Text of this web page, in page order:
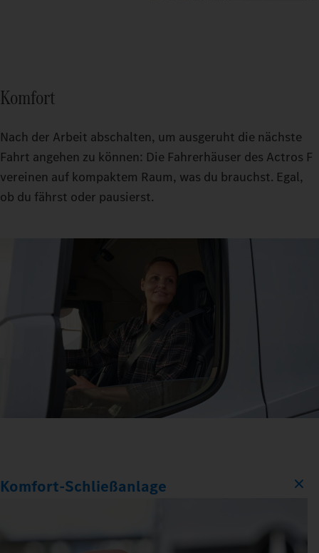
Komfort
Nach der Arbeit abschalten, um ausgeruht die nächste
Fahrt angehen zu können: Die Fahrerhäuser des Actros F
vereinen auf kompaktem Raum, was du brauchst. Egal,
ob du fährst oder pausierst.
Komfort‑Schließanlage